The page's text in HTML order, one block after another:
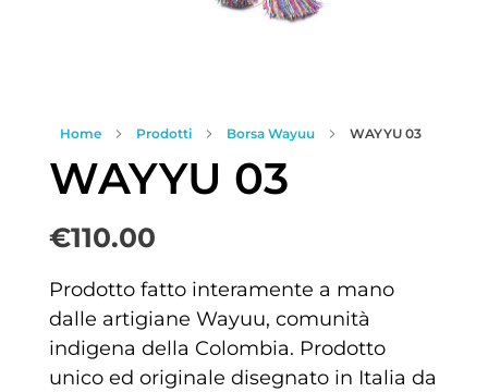
Home Prodotti Borsa Wayuu WAYYU 03
WAYYU 03
€110.00
Prodotto fatto interamente a mano
dalle artigiane Wayuu, comunità
indigena della Colombia. Prodotto
unico ed originale disegnato in Italia da